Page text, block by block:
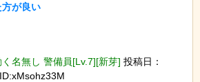
が良い
名無し 警備員[Lv.7][新芽] 投稿日：